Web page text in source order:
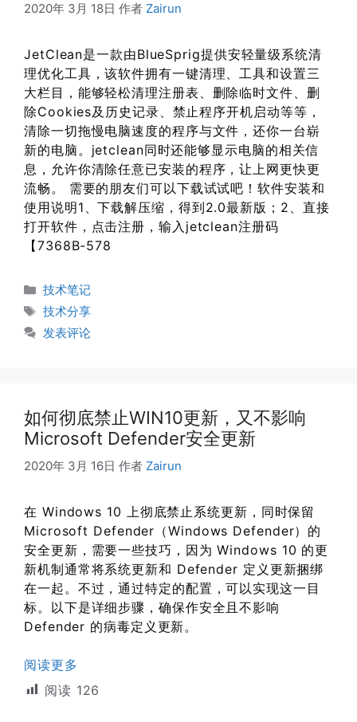
2020年 3月 18日 作者 Zairun
JetClean是一款由BlueSprig提供安轻量级系统清
理优化工具，该软件拥有一键清理、工具和设置三
大栏目，能够轻松清理注册表、删除临时文件、删
除Cookies及历史记录、禁止程序开机启动等等，
清除一切拖慢电脑速度的程序与文件，还你一台崭
新的电脑。jetclean同时还能够显示电脑的相关信
息，允许你清除任意已安装的程序，让上网更快更
流畅。 需要的朋友们可以下载试试吧！软件安装和
使用说明1、下载解压缩，得到2.0最新版；2、直接
打开软件，点击注册，输入jetclean注册码
【7368B-578
分
类
技术笔记
标
签
技术分享
发表评论
如何彻底禁止WIN10更新，又不影响
Microsoft Defender安全更新
2020年 3月 16日 作者 Zairun
在 Windows 10 上彻底禁止系统更新，同时保留
Microsoft Defender（Windows Defender）的
安全更新，需要一些技巧，因为 Windows 10 的更
新机制通常将系统更新和 Defender 定义更新捆绑
在一起。不过，通过特定的配置，可以实现这一目
标。以下是详细步骤，确保作安全且不影响
Defender 的病毒定义更新。
阅读更多
阅读 126